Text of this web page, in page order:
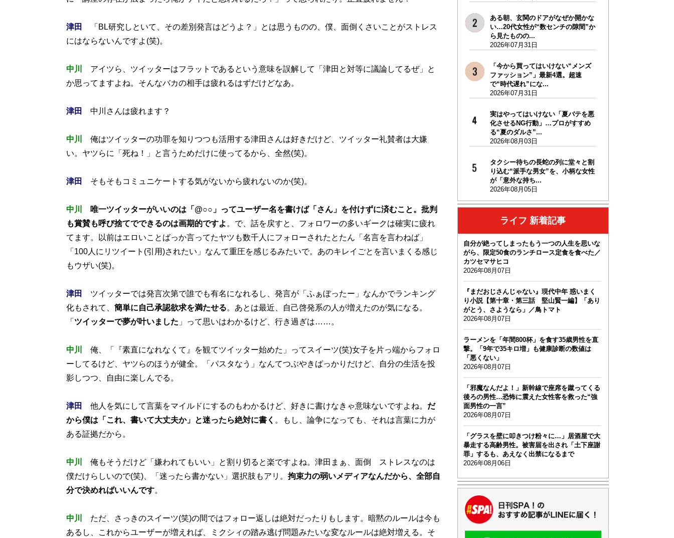
津田
「BL研究しといて、その差別発言はどうよ？」とは思うものの、僕、面倒くさいことがストレス
にはならないんですよ(笑)。
中川
アイツら、ツイッターはフラットであるという意味を誤解して「津田と対等に議論してるぜ」と
か思ってますよね。そんなバカの相手は疲れるはずだけどなあ。
津田 中川さんは疲れます？
中川
俺はツイッターの功罪を知りつつも活用する津田さんは好きだけど、ツイッター礼賛者は大嫌
い。ヤツらに「死ね！」と言うためだけに使ってるから、全然(笑)。
津田 そもそもコミュニケートする気がないから疲れないのか(笑)。
中川
唯一ツイッターがいいのは「@○○」ってユーザー名を書けば「さん」を付けずに済むこと。批判
も賞賛も呼び捨てでできるのは画期的ですよ 。で、話を戻すと、フォロワーの多いギークは確実に疲れ
てます。以前はエロいことばっか言ってたヤツも数千人にフォローされたとたん「名言を言わねば」
「100人にリツイート(引用)されたい」なんて重圧を感じるみたいで。あのキレイごとを言いまくる感じ
もウザい(笑)。
津田
ツイッターでは発言次第で誰でも有名になれるし、発言が「ふぁぼったー」なんかでランキング
化もされて、 簡単に自己承認欲求を満たせる。あとは最近、自己啓発系の人が増えたのが気になる。
「 ツイッターで夢が叶いました 」って思いはわかるけど、行き過ぎは……。
中川
俺、「『素直になれなくて』を観てツイッター始めた」ってスイーツ(笑)女子を片っ端からフォロ
ーしてるけど、ヤツらのほうが健全。「パスタなう」なんてつぶやきばっかりだけど、自分の生活を投
影しつつ、自由に楽しんでる。
津田 他人を気にして言葉をマイルドにするのもわかるけど、好きに書けなきゃ意味ないですよね。 だ
から僕は「これ、書いて大丈夫か」と迷ったら絶対に書く 。もし、論争になっても、それは言葉に力が
ある証拠だから。
中川
俺もそうだけど「嫌われてもいい」と割り切ると楽ですよね。津田まぁ、面倒 ストレスなのは
僕だけらしいので(笑)、「迷ったら書かない」選択肢もアリ。 拘束力の弱いメディアなんだから、全部自
分で決めればいいんです。
中川
ただ、さっきのスイーツ(笑)の間ではフォロー返しは絶対だったりもします。暗黙のルールは今も
あるし、これからユーザーが増えれば、ミクシィの踏み逃げ問題みたいな変なルールは絶対増える。そ
ある朝、玄関のドアがなぜか開かな
い…20代女性が“数センチの隙間”か
ら見たものの...
2026年07月31日
「今から買ってはいけない“メンズ
ファッション”」最新4選。超速
で“時代遅れ”にな...
2026年07月31日
実はやってはいけない「夏バテを悪
化させるNG行動」…プロがすすめ
る“夏のダルさ”...
2026年08月03日
タクシー待ちの長蛇の列に堂々と割
り込む“派手な男女”を、小柄な女性
が「意外な持ち...
2026年08月05日
ライフ 新着記事
自分が絶ってしまったもう一つの人生を思いな
がら、限定50食のランチロース定食を食べた／
カツセマサヒコ
2026年08月07日
『まだおじさんじゃない』現代中年 惑いまく
り小説【第十章・第三話 堅山賢一編】「あり
がとう、さようなら」／鳥トマト
2026年08月07日
ラーメンを「年間800杯」を食す35歳男性を直
撃。「9年で35キロ増」も健康診断の数値は
「悪くない」
2026年08月07日
「邪魔なんだよ！」新幹線で座席を蹴ってくる
後ろの男性…恐怖に震えた女性客を救った“強
面男性の一言”
2026年08月07日
「グラスを壁に叩きつけ粉々に…」居酒屋で大
暴走する高齢男性。被害届を出され「土下座謝
罪」するも、あえなく出禁になるまで
2026年08月06日